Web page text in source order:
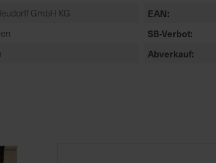
GmbH KG EAN
SB-Verbot
Abverkauf